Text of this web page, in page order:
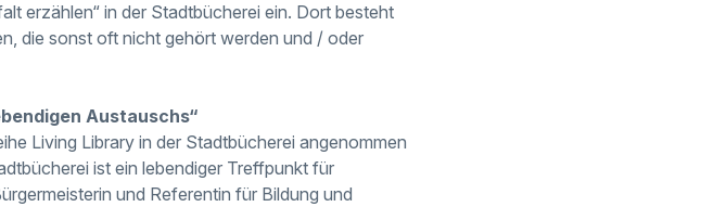
erzählen“ in der Stadtbücherei ein. Dort besteht
die sonst oft nicht gehört werden und / oder
Austauschs“
Living Library in der Stadtbücherei angenommen
ist ein lebendiger Treffpunkt für
und Referentin für Bildung und